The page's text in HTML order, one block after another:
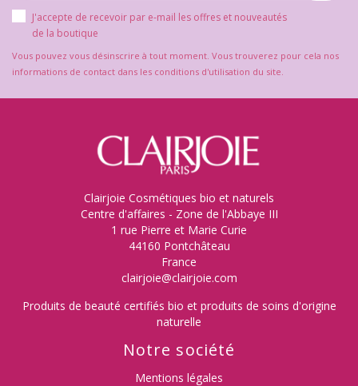
J'accepte de recevoir par e-mail les offres et nouveautés
de la boutique
Vous pouvez vous désinscrire à tout moment. Vous trouverez pour cela nos
informations de contact dans les conditions d'utilisation du site.
Clairjoie Cosmétiques bio et naturels
Centre d'affaires - Zone de l'Abbaye III
1 rue Pierre et Marie Curie
44160 Pontchâteau
France
clairjoie@clairjoie.com
Produits de beauté certifiés bio et produits de soins d'origine
naturelle
Notre société
Mentions légales